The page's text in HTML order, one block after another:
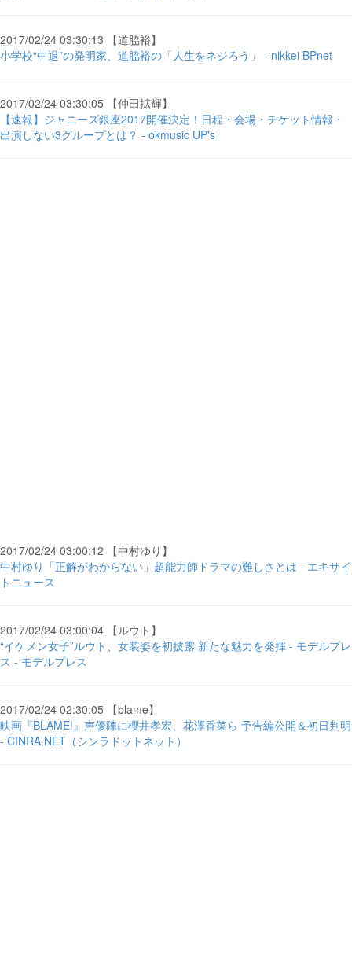
2017/02/24 03:30:13 【道脇裕】
小学校“中退”の発明家、道脇裕の「人生をネジろう」 - nikkei BPnet
2017/02/24 03:30:05 【仲田拡輝】
【速報】ジャニーズ銀座2017開催決定！日程・会場・チケット情報・
出演しない3グループとは？ - okmusic UP's
2017/02/24 03:00:12 【中村ゆり】
中村ゆり「正解がわからない」超能力師ドラマの難しさとは - エキサイ
トニュース
2017/02/24 03:00:04 【ルウト】
“イケメン女子”ルウト、女装姿を初披露 新たな魅力を発揮 - モデルプレ
ス - モデルプレス
2017/02/24 02:30:05 【blame】
映画『BLAME!』声優陣に櫻井孝宏、花澤香菜ら 予告編公開＆初日判明
- CINRA.NET（シンラドットネット）